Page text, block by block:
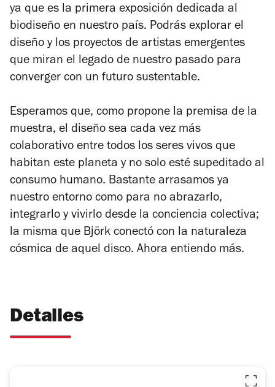
ya que es la primera exposición dedicada al
biodiseño en nuestro país. Podrás explorar el
diseño y los proyectos de artistas emergentes
que miran el legado de nuestro pasado para
converger con un futuro sustentable.
Esperamos que, como propone la premisa de la
muestra, el diseño sea cada vez más
colaborativo entre todos los seres vivos que
habitan este planeta y no solo esté supeditado al
consumo humano. Bastante arrasamos ya
nuestro entorno como para no abrazarlo,
integrarlo y vivirlo desde la conciencia colectiva;
la misma que Björk conectó con la naturaleza
cósmica de aquel disco. Ahora entiendo más.
Detalles